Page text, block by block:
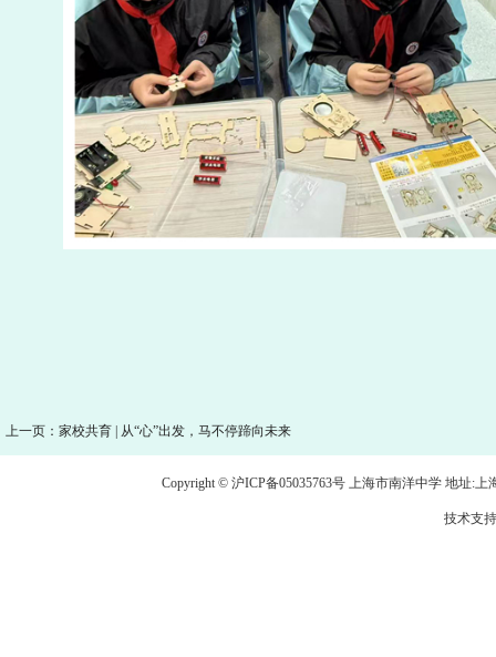
上一页：家校共育 | 从“心”出发，马不停蹄向未来
Copyright © 沪ICP备05035763号 上海市南洋中学 地址:上
技术支